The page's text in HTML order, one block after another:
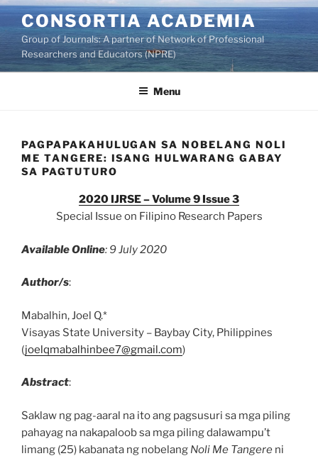
Skip
to
content
CONSORTIA ACADEMIA
Group of Journals: A partner of Network of Professional
Researchers and Educators (NPRE)
Menu
PAGPAPAKAHULUGAN SA NOBELANG NOLI
ME TANGERE: ISANG HULWARANG GABAY
SA PAGTUTURO
2020 IJRSE – Volume 9 Issue 3
Special Issue on Filipino Research Papers
Available Online: 9 July 2020
Author/s:
Mabalhin, Joel Q.*
Visayas State University – Baybay City, Philippines
(joelqmabalhinbee7@gmail.com)
Abstract:
Saklaw ng pag-aaral na ito ang pagsusuri sa mga piling
pahayag na nakapaloob sa mga piling dalawampu’t
limang (25) kabanata ng nobelang Noli Me Tangere ni